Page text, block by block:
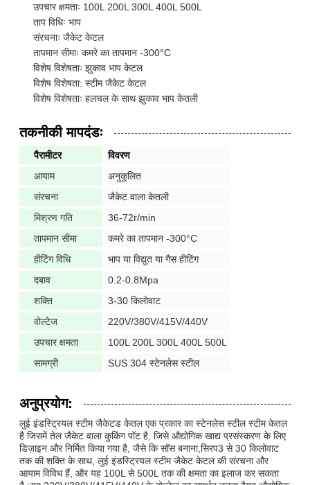
उपचार क्षमताः 100L 200L 300L 400L 500L
ताप विधिः भाप
संरचनाः जैकेट केटल
तापमान सीमाः कमरे का तापमान -300°C
विशेष विशेषताः झुकाव भाप केटल
विशेष विशेषता: स्टीम जैकेट केटल
विशेष विशेषताः हलचल के साथ झुकाव भाप केतली
तकनीकी मापदंडः
पैरामीटर
विवरण
आयाम
अनुकूलित
संरचना
जैकेट वाला केतली
मिश्रण गति
36-72r/min
तापमान सीमा
कमरे का तापमान -300°C
हीटिंग विधि
भाप या विद्युत या गैस हीटिंग
दबाव
0.2-0.8Mpa
शक्ति
3-30 किलोवाट
वोल्टेज
220V/380V/415V/440V
उपचार क्षमता
100L 200L 300L 400L 500L
सामग्री
SUS 304 स्टेनलेस स्टील
अनुप्रयोग:
लुई इंडस्ट्रियल स्टीम जैकेटड केतल एक प्रकार का स्टेनलेस स्टील स्टीम केतल
है जिसमें तेल जैकेट वाला कुकिंग पॉट है, जिसे औद्योगिक खाद्य प्रसंस्करण के लिए
डिज़ाइन और निर्मित किया गया है, जैसे कि सॉस बनाना,सिरप3 से 30 किलोवाट
तक की शक्ति के साथ, लुई इंडस्ट्रियल स्टीम जैकेट केटल की संरचना और
आयाम विविध हैं, और यह 100L से 500L तक की क्षमता का इलाज कर सकता